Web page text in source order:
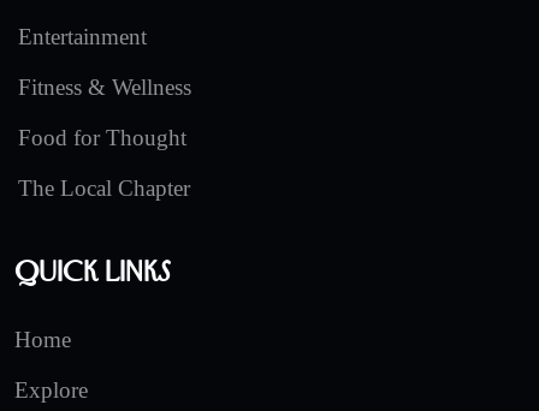
Entertainment
Fitness & Wellness
Food for Thought
The Local Chapter
Quick Links
Home
Explore